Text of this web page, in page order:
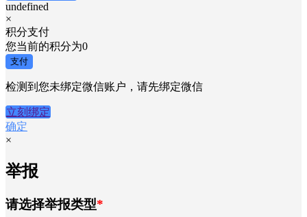
undefined
×
积分支付
您当前的积分为0
支付
检测到您未绑定微信账户，请先绑定微信
立刻绑定
确定
×
举报
请选择举报类型*